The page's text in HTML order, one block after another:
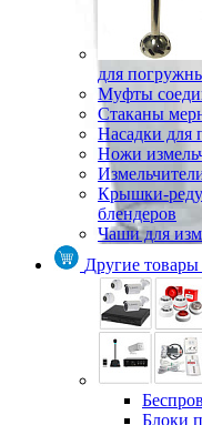
для
Муфты
Стаканы
Насадки для
Ножи
Крышки-
блендеров
Чаши для
Другие товары
Блоки